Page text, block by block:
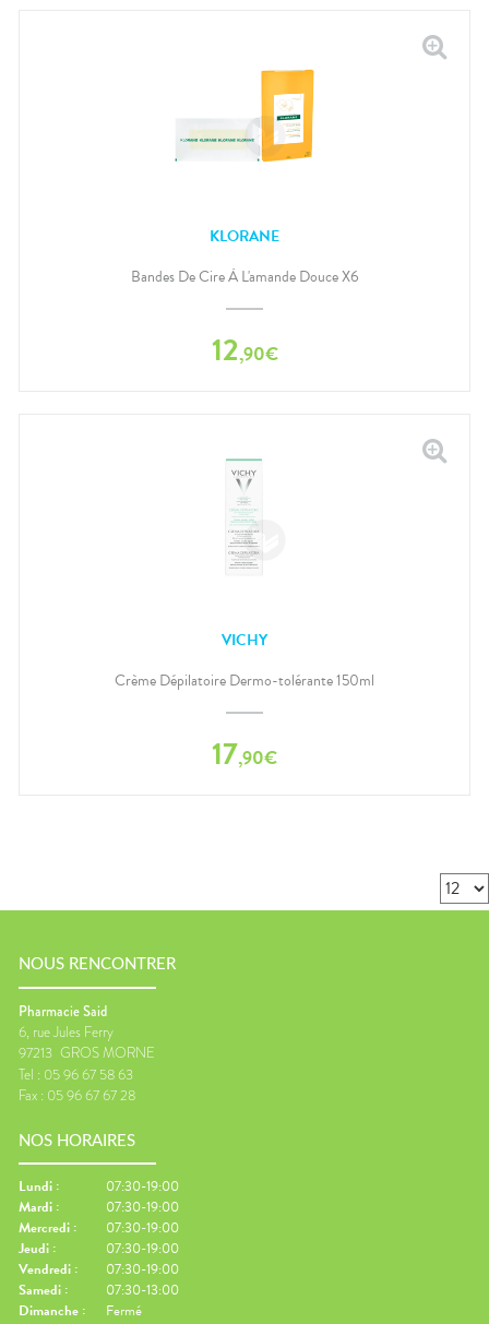
KLORANE
Bandes De Cire À L'amande Douce X6
12,90€
VICHY
Crème Dépilatoire Dermo-tolérante 150ml
17,90€
NOUS RENCONTRER
Pharmacie Said
6, rue Jules Ferry
97213 GROS MORNE
Tel : 05 96 67 58 63
Fax : 05 96 67 67 28
NOS HORAIRES
Lundi :
07:30-19:00
Mardi :
07:30-19:00
Mercredi :
07:30-19:00
Jeudi :
07:30-19:00
Vendredi :
07:30-19:00
Samedi :
07:30-13:00
Dimanche : Fermé